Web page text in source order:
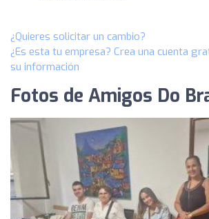
¿Quieres solicitar un cambio?
¿Es esta tu empresa? Crea una cuenta
su información
Fotos de Amigos Do